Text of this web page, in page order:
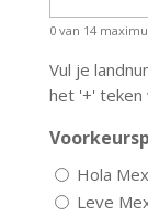
0 van 14
Vul je
het '+' teken
Hola
Leve